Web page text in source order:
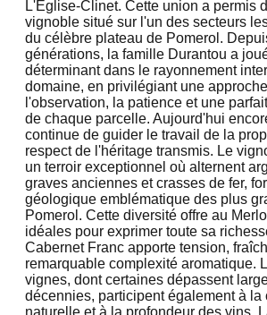
L'Église-Clinet. Cette union a permis
vignoble situé sur l'un des secteurs
du célèbre plateau de Pomerol.
générations, la famille Durantou a
déterminant dans le rayonnement
domaine, en privilégiant une
l'observation, la patience et une
de chaque parcelle. Aujourd'hui
continue de guider le travail de la
respect de l'héritage transmis. Le
un terroir exceptionnel où alternent
graves anciennes et crasses de fer,
géologique emblématique des plus
Pomerol. Cette diversité offre au
idéales pour exprimer toute sa
Cabernet Franc apporte tension,
remarquable complexité aromatique.
vignes, dont certaines dépassent
décennies, participent également à la
naturelle et à la profondeur des vins.